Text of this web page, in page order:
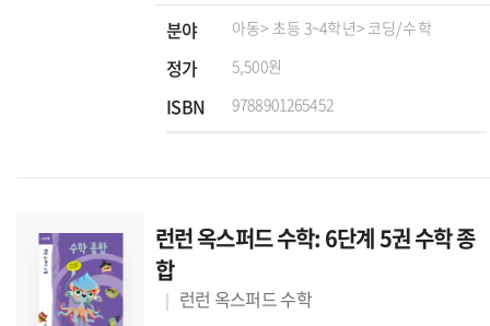
분야 아동> 초등 3~4학년> 코딩/수학
정가 5,500원
ISBN 9788901265452
런런 옥스퍼드 수학: 6단계 5권 수학 종
합
런런 옥스퍼드 수학